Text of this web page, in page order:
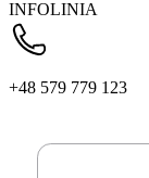
INFOLINIA
+48 579 779 123